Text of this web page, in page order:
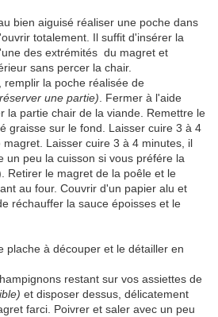
bien aiguisé réaliser une poche dans
totalement. Il suffit d'insérer la
des extrémités du magret et
sans percer la chair.
remplir la poche réalisée de
une partie) . Fermer à l'aide
la partie chair de la viande. Remettre le
graisse sur le fond. Laisser cuire 3 à 4
Laisser cuire 3 à 4 minutes, il
un peu la cuisson si vous préfére la
Retirer le magret de la poêle et le
au four. Couvrir d'un papier alu et
réchauffer la sauce époisses et le
plache à découper et le détailler en
restant sur vos assiettes de
et disposer dessus, délicatement
farci. Poivrer et saler avec un peu